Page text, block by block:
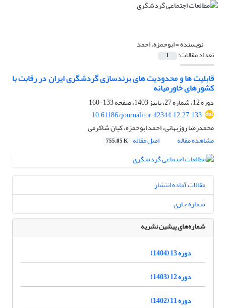
نویسنده =ابوحمزه، احمد
تعداد مقالات: 1
قابلیت ها و محدودیت های برندسازی گردشگری ایران در رقابت با
کشورهای خاورمیانه
دوره 12، شماره 27، پاییز 1403، صفحه
133-160
10.61186/journalitor.42344.12.27.133
محمدرضا روزبهانی، احمد ابوحمزه، کیان شاکرمی
مشاهده مقاله
اصل مقاله 755.05 K
مقالات آماده انتشار
شماره جاری
شماره‌های پیشین نشریه
دوره 13 (1404)
دوره 12 (1403)
دوره 11 (1402)